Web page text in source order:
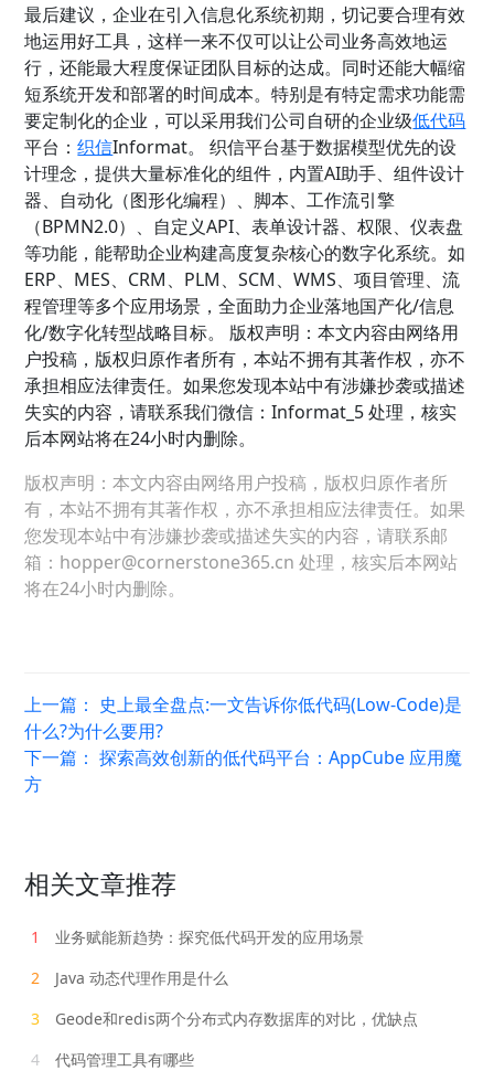
最后建议，企业在引入信息化系统初期，切记要合理有效
地运用好工具，这样一来不仅可以让公司业务高效地运
行，还能最大程度保证团队目标的达成。同时还能大幅缩
短系统开发和部署的时间成本。特别是有特定需求功能需
要定制化的企业，可以采用我们公司自研的企业级低代码
平台 ：织信Informat。 织信平台基于数据模型优先的设
计理念，提供大量标准化的组件，内置AI助手、组件设计
器、自动化（图形化编程）、脚本、工作流引擎
（BPMN2.0）、自定义API、表单设计器、权限、仪表盘
等功能，能帮助企业构建高度复杂核心的数字化系统。如
ERP、MES、CRM、PLM、SCM、WMS、项目管理、流
程管理等多个应用场景，全面助力企业落地国产化/信息
化/数字化转型战略目标。 版权声明：本文内容由网络用
户投稿，版权归原作者所有，本站不拥有其著作权，亦不
承担相应法律责任。如果您发现本站中有涉嫌抄袭或描述
失实的内容，请联系我们微信：Informat_5 处理，核实
后本网站将在24小时内删除。
版权声明：本文内容由网络用户投稿，版权归原作者所
有，本站不拥有其著作权，亦不承担相应法律责任。如果
您发现本站中有涉嫌抄袭或描述失实的内容，请联系邮
箱：hopper@cornerstone365.cn 处理，核实后本网站
将在24小时内删除。
上一篇： 史上最全盘点:一文告诉你低代码(Low-Code)是
什么?为什么要用?
下一篇：探索高效创新的低代码平台：AppCube 应用魔
方
相关文章推荐
1
业务赋能新趋势：探究低代码开发的应用场景
2
Java 动态代理作用是什么
3
Geode和redis两个分布式内存数据库的对比，优缺点
4
代码管理工具有哪些